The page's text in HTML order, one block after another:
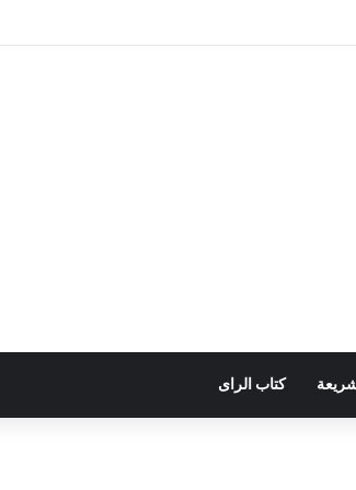
إعداد ميزانية 2027
كتاب الراى